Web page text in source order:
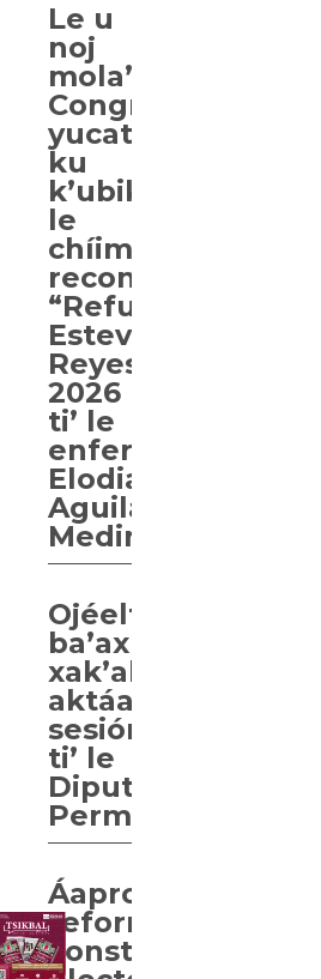
Le u
noj
mola’ay
Congresoi
yucatan
ku
k’ubik
le
chíimpolal
reconocimiento
“Refugio
Esteves
Reyes”
2026
ti’ le
enfermera
Elodia
Aguilar
Medina
Ojéelt
ba’ax
xak’alta’ab
aktáan
sesión
ti’ le
Diputación
Permanente.
Áaprobaarta’ab
reforma
constitucional